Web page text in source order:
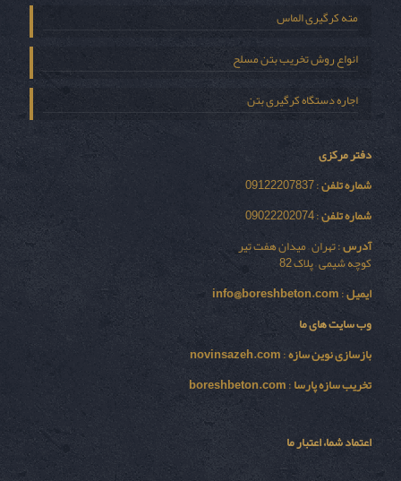
مته کرگیری الماس
انواع روش تخریب بتن مسلح
اجاره دستگاه کرگیری بتن
دفتر مرکزی
شماره تلفن: 09122207837
شماره تلفن: 09022202074
آدرس: تهران – میدان هفت تیر
کوچه شیمی – پلاک 82
ایمیل:
info@boreshbeton.com
وب سایت های ما
بازسازی نوين سازه:
novinsazeh.com
تخریب سازه پارسا:
boreshbeton.com
اعتماد شما، اعتبار ما